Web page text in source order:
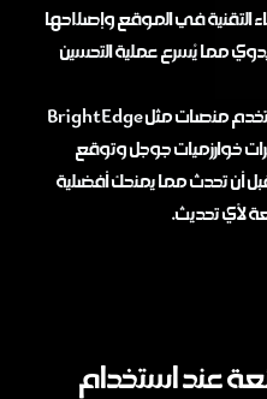
التقنية في الموقع وإصلاحها
يدوي مما يُسرع عملية التحسين
التنبؤ بتغيرات الخوارزميات: تستخدم منصات مثل BrightEdge
خوارزميات جوجل وتوقع
أن تحدث مما يمنحك أفضلية
لأي تحديث.
عند استخدام